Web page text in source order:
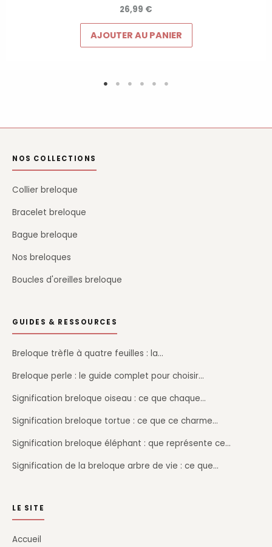
26,99 €
AJOUTER AU PANIER
NOS COLLECTIONS
Collier breloque
Bracelet breloque
Bague breloque
Nos breloques
Boucles d'oreilles breloque
GUIDES & RESSOURCES
Breloque trèfle à quatre feuilles : la…
Breloque perle : le guide complet pour choisir…
Signification breloque oiseau : ce que chaque…
Signification breloque tortue : ce que ce charme…
Signification breloque éléphant : que représente ce…
Signification de la breloque arbre de vie : ce que…
LE SITE
Accueil